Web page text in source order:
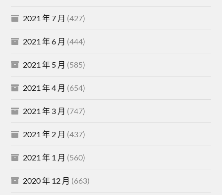
2021 年 7 月 (427)
2021 年 6 月 (444)
2021 年 5 月 (585)
2021 年 4 月 (654)
2021 年 3 月 (747)
2021 年 2 月 (437)
2021 年 1 月 (560)
2020 年 12 月 (663)